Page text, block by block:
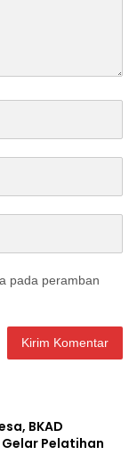
pada peramban
BKAD
Pelatihan